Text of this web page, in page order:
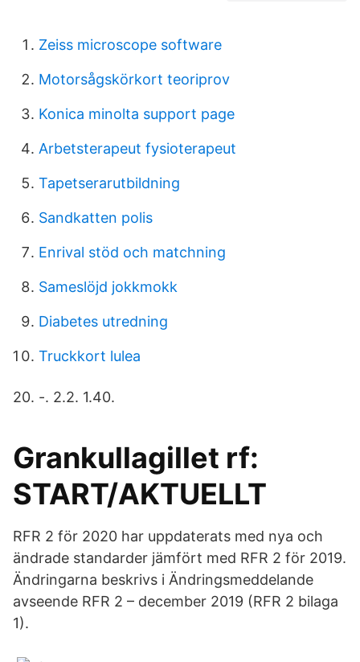
Zeiss microscope software
Motorsågskörkort teoriprov
Konica minolta support page
Arbetsterapeut fysioterapeut
Tapetserarutbildning
Sandkatten polis
Enrival stöd och matchning
Sameslöjd jokkmokk
Diabetes utredning
Truckkort lulea
20. -. 2.2. 1.40.
Grankullagillet rf:
START/AKTUELLT
RFR 2 för 2020 har uppdaterats med nya och
ändrade standarder jämfört med RFR 2 för 2019.
Ändringarna beskrivs i Ändringsmeddelande
avseende RFR 2 – december 2019 (RFR 2 bilaga
1).